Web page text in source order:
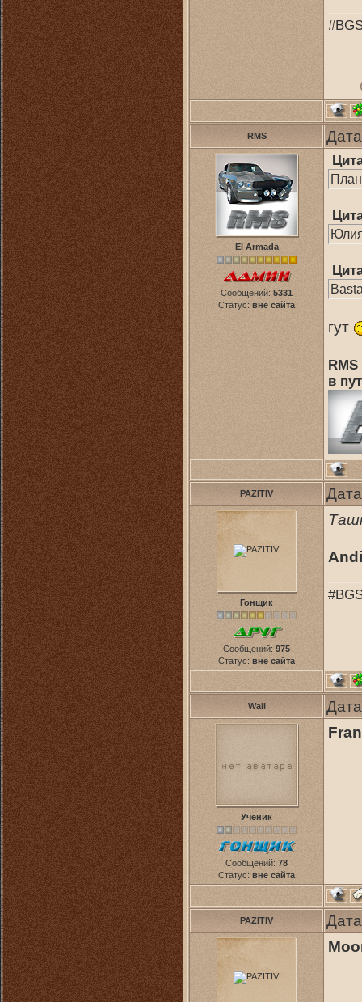
RMS
El Armada
Сообщений: 5331
Статус: вне сайта
гут
в
PAZITIV
Гонщик
Сообщений: 975
Статус: вне сайта
Wall
Ученик
Сообщений: 78
Статус: вне сайта
PAZITIV